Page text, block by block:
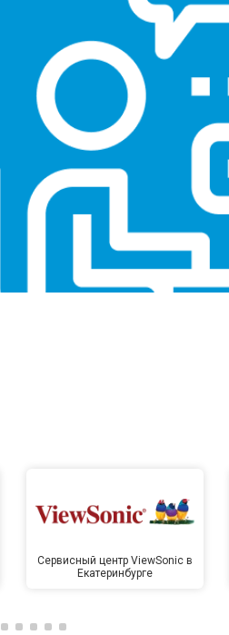
Сервисный центр ViewSonic в
Екатеринбурге